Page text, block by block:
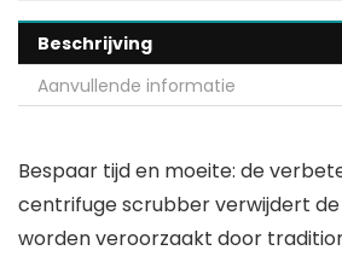
Beschrijving
Aanvullende informatie
Bespaar tijd en moeite: de
centrifuge scrubber verwijdert
worden veroorzaakt door